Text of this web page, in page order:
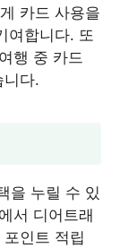
카드 사용을
여합니다. 또
행 중 카드
니다.
을 누릴 수 있
서 디어트래
인트 적립